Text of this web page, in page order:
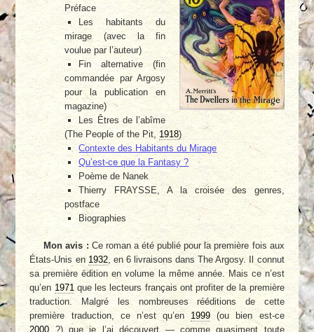
Préface
Les habitants du
mirage (avec la fin
voulue par l’auteur)
Fin alternative (fin
commandée par Argosy
pour la publication en
magazine)
Les Êtres de l’abîme
(The People of the Pit, 1918)
Contexte des Habitants du Mirage
Qu’est-ce que la Fantasy ?
Poème de Nanek
Thierry FRAYSSE, A la croisée des genres,
postface
Biographies
Mon avis :Ce roman a été publié pour la première fois aux
États-Unis en 1932, en 6 livraisons dans The Argosy. Il connut
sa première édition en volume la même année. Mais ce n’est
qu’en 1971que les lecteurs français ont profiter de la première
traduction. Malgré les nombreuses rééditions de cette
première traduction, ce n’est qu’en1999(ou bien est-ce
2000 ?) que je l’ai découvert — comme quasiment toute